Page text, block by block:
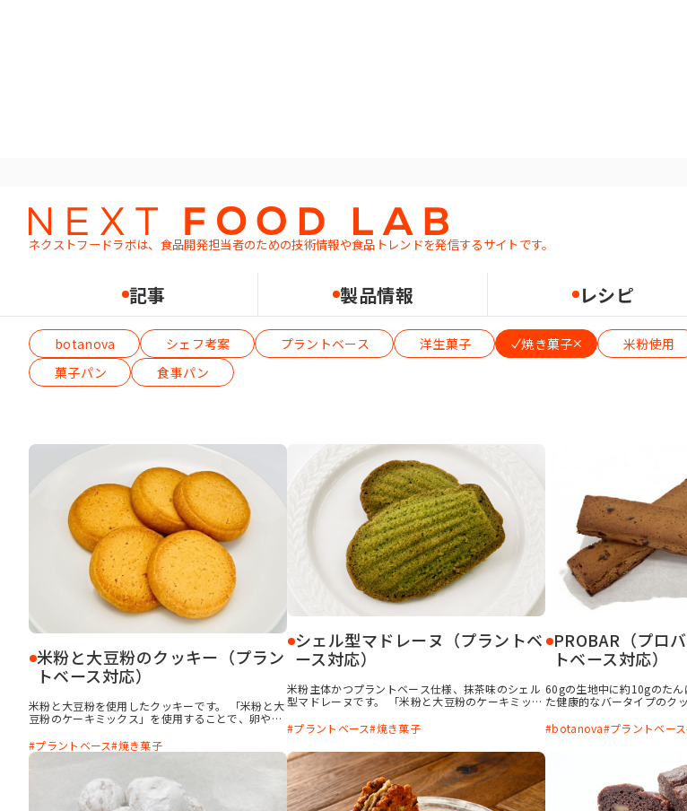
ネクストフードラボは、食品開発担当者のための技術情報や食品トレンドを発信するサイトです。
記事 製品情報 レシピ
プラントベースフード
テーマから絞り込む（複数選択可）
botanova シェフ考案 プラントベース 洋生菓子 焼き菓子 米粉使用
菓子パン
食事パン
米粉と大豆粉のクッキー（プラン
トベース対応）
米粉と大豆粉を使用したクッキーです。 「米粉と大
豆粉のケーキミックス」を使用することで、卵や乳
が良いクッキーになります。また、「botanova 植
物のおいしさ バター風味」を使用することで、卵
るコクを付与できます。
プラントベース 焼き菓子
シェル型マドレーヌ（プラントベ
ース対応）
米粉主体かつプラントベース仕様、抹茶味のシェル
型マドレーヌです。 「米粉と大豆粉のケーキミック
ス仕様でも、ザラつきの少ない、しっとりソフトな
食感に仕上がります。「botanova 植物のおいし
さ バター風味」を使用することで、バターを使わ
なくても芳醇な香りと濃厚感のあるコクを付与でき
ます。
プラントベース 焼き菓子
PROBAR（プロ
トベース対応）
60gの生地中に約10gのた
た健康的なバータイプのク
「botanova 植物のおいし
やすいコクと風味を付与し
セリン」で漬けたフルーツ
に練り込むことで、しっと
活性も下げます。 健康的な
クッキーとなっています。
botanova プラントベース